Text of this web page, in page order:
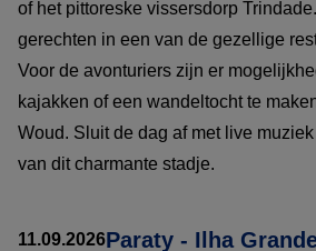
of het pittoreske vissersdorp
gerechten in een van de gezellige
Voor de avonturiers zijn er
kajakken of een wandeltocht te
Woud. Sluit de dag af met live
van dit charmante stadje.
11.09.2026Paraty - Ilha